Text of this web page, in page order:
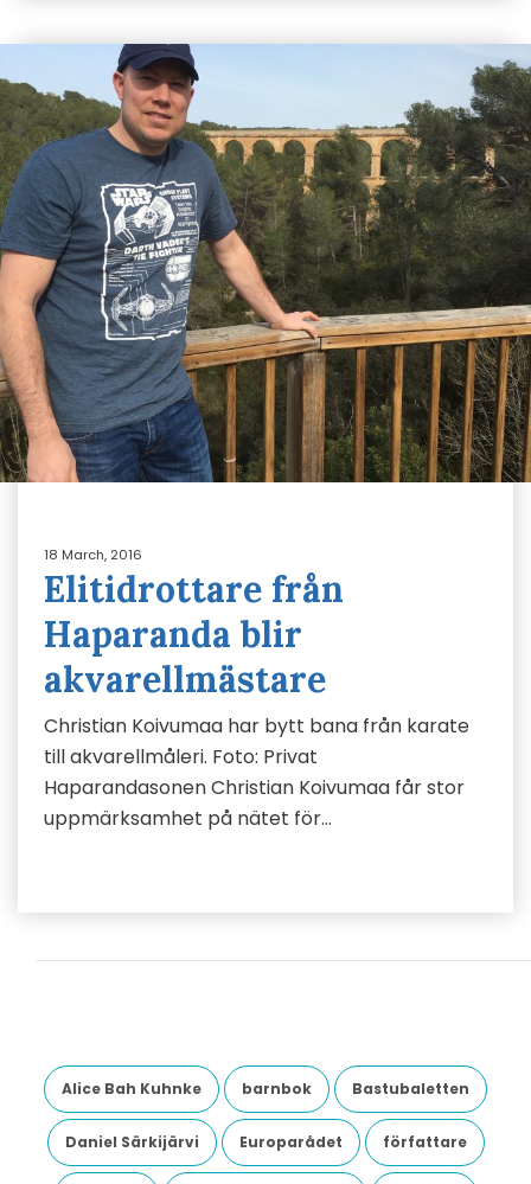
18 March, 2016
Elitidrottare från
Haparanda blir
akvarellmästare
Christian Koivumaa har bytt bana från karate
till akvarellmåleri. Foto: Privat
Haparandasonen Christian Koivumaa får stor
uppmärksamhet på nätet för…
Alice Bah Kuhnke barnbok Bastubaletten
Daniel Särkijärvi Europarådet författare